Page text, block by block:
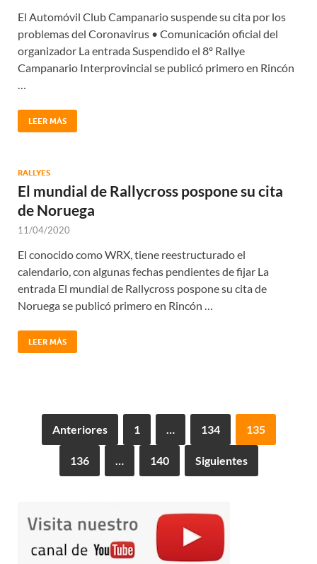
El Automóvil Club Campanario suspende su cita por los
problemas del Coronavirus • Comunicación oficial del
organizador La entrada Suspendido el 8º Rallye
Campanario Interprovincial se publicó primero en Rincón
…
LEER MÁS
RALLYES
El mundial de Rallycross pospone su cita
de Noruega
11/04/2020
El conocido como WRX, tiene reestructurado el
calendario, con algunas fechas pendientes de fijar La
entrada El mundial de Rallycross pospone su cita de
Noruega se publicó primero en Rincón …
LEER MÁS
Anteriores 1 … 134 135
136 … 140 Siguientes